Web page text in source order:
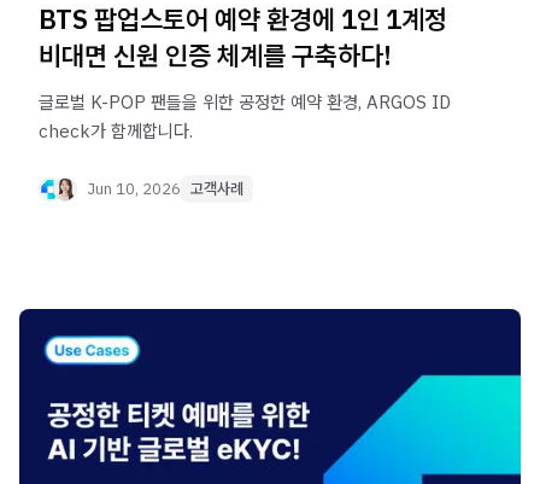
BTS 팝업스토어 예약 환경에 1인 1계정
비대면 신원 인증 체계를 구축하다!
글로벌 K-POP 팬들을 위한 공정한 예약 환경, ARGOS ID
check가 함께합니다.
Jun 10, 2026 고객사례